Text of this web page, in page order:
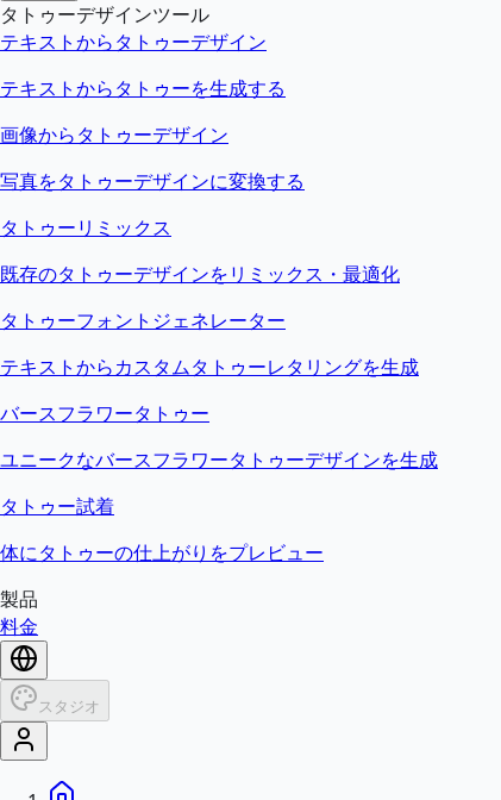
タトゥーデザインツール
テキストからタトゥーデザイン
テキストからタトゥーを生成する
画像からタトゥーデザイン
写真をタトゥーデザインに変換する
タトゥーリミックス
既存のタトゥーデザインをリミックス・最適化
タトゥーフォントジェネレーター
テキストからカスタムタトゥーレタリングを生成
バースフラワータトゥー
ユニークなバースフラワータトゥーデザインを生成
タトゥー試着
体にタトゥーの仕上がりをプレビュー
製品
料金
スタジオ